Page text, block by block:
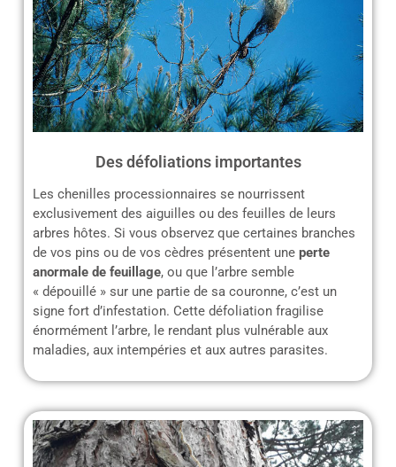
Des défoliations importantes
Les chenilles processionnaires se nourrissent
exclusivement des aiguilles ou des feuilles de leurs
arbres hôtes. Si vous observez que certaines branches
de vos pins ou de vos cèdres présentent une perte
anormale de feuillage, ou que l’arbre semble
« dépouillé » sur une partie de sa couronne, c’est un
signe fort d’infestation. Cette défoliation fragilise
énormément l’arbre, le rendant plus vulnérable aux
maladies, aux intempéries et aux autres parasites.